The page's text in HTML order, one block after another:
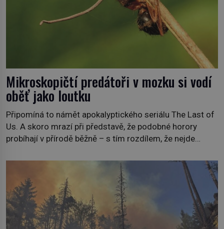
Mikroskopičtí predátoři v mozku si vodí
oběť jako loutku
Připomíná to námět apokalyptického seriálu The Last of
Us. A skoro mrazí při představě, že podobné horory
probíhají v přírodě běžně – s tím rozdílem, že nejde
dokáže ovládat jen vývojově nesrovnatelně jednodušší
živočichy, než je člověk. Najít skutečné zombie není nic
nemožného ani v naší přírodě. […]